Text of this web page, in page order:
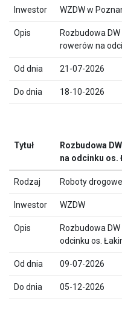
WZDW w
Rozbudowa
rowerów na
21-07-2026
18-10-2026
Rozbudowa
na odcinku os.
Roboty drogowe
WZDW
Rozbudowa
odcinku os.
09-07-2026
05-12-2026